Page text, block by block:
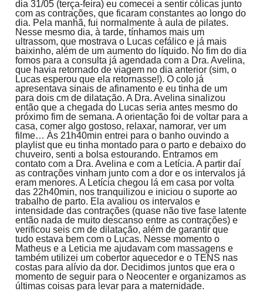
dia 31/05 (terça-feira) eu comecei a sentir cólicas junto
com as contrações, que ficaram constantes ao longo do
dia. Pela manhã, fui normalmente à aula de pilates.
Nesse mesmo dia, à tarde, tínhamos mais um
ultrassom, que mostrava o Lucas cefálico e já mais
baixinho, além de um aumento do líquido. No fim do dia
fomos para a consulta já agendada com a Dra. Avelina,
que havia retornado de viagem no dia anterior (sim, o
Lucas esperou que ela retornasse!). O colo já
apresentava sinais de afinamento e eu tinha de um
para dois cm de dilatação. A Dra. Avelina sinalizou
então que a chegada do Lucas seria antes mesmo do
próximo fim de semana. A orientação foi de voltar para a
casa, comer algo gostoso, relaxar, namorar, ver um
filme… Às 21h40min entrei para o banho ouvindo a
playlist que eu tinha montado para o parto e debaixo do
chuveiro, senti a bolsa estourando. Entramos em
contato com a Dra. Avelina e com a Letícia. A partir daí
as contrações vinham junto com a dor e os intervalos já
eram menores. A Letícia chegou lá em casa por volta
das 22h40min, nos tranquilizou e iniciou o suporte ao
trabalho de parto. Ela avaliou os intervalos e
intensidade das contrações (quase não tive fase latente
então nada de muito descanso entre as contrações) e
verificou seis cm de dilatação, além de garantir que
tudo estava bem com o Lucas. Nesse momento o
Matheus e a Leticia me ajudavam com massagens e
também utilizei um cobertor aquecedor e o TENS nas
costas para alívio da dor. Decidimos juntos que era o
momento de seguir para o Neocenter e organizamos as
últimas coisas para levar para a maternidade.